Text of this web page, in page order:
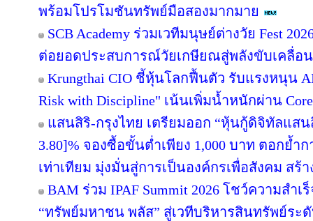
พร้อมโปรโมชันทรัพย์มือสองมากมาย
SCB Academy ร่วมเวทีมนุษย์ต่างวัย Fest
ต่อยอดประสบการณ์วัยเกษียณสู่พลังขับเคลื่อน
Krungthai CIO ชี้หุ้นโลกฟื้นตัว รับแรงหนุน
Risk with Discipline" เน้นเพิ่มน้ำหนักผ่าน
แสนสิริ-กรุงไทย เตรียมออก “หุ้นกู้ดิจิทัลแสน
3.80]% จองซื้อขั้นต่ำเพียง 1,000 บาท ตอกย้ำ
เท่าเทียม มุ่งมั่นสู่การเป็นองค์กรเพื่อสังคม สร้
BAM ร่วม IPAF Summit 2026 โชว์ความสำ
“ทรัพย์มหาชน พลัส” สู่เวทีบริหารสินทรัพย์ระดั